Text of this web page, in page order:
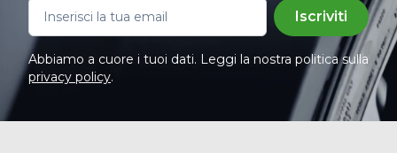
Iscriviti
Abbiamo a cuore i tuoi dati. Leggi la nostra politica sulla
privacy policy.